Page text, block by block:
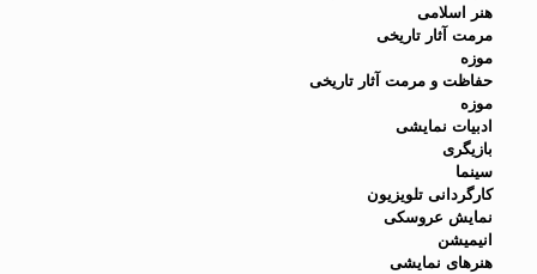
هنر اسلامی
مرمت آثار تاريخی
موزه
حفاظت و مرمت آثار تاريخی
موزه
ادبيات نمايشی
بازيگری
سينما
كارگردانی تلويزيون
نمايش عروسكی
انيميشن
هنرهای نمايشی